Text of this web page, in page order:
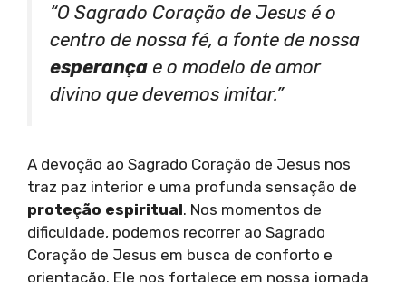
“O Sagrado Coração de Jesus é o
centro de nossa fé, a fonte de nossa
esperança e o modelo de amor
divino que devemos imitar.”
A devoção ao Sagrado Coração de Jesus nos
traz paz interior e uma profunda sensação de
proteção espiritual. Nos momentos de
dificuldade, podemos recorrer ao Sagrado
Coração de Jesus em busca de conforto e
orientação. Ele nos fortalece em nossa jornada